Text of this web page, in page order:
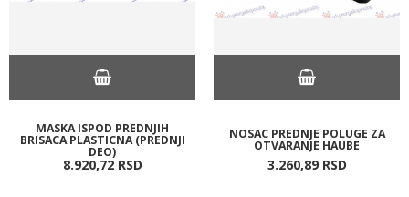
MASKA ISPOD PREDNJIH
BRISACA PLASTICNA (PREDNJI
DEO)
8.920,72 RSD
NOSAC PREDNJE POLUGE ZA
OTVARANJE HAUBE
3.260,89 RSD